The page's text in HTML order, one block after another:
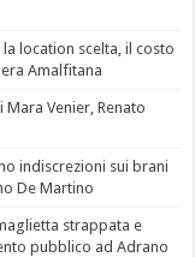
location scelta, il costo
Amalfitana
Venier, Renato
indiscrezioni sui brani
De Martino
strappata e
pubblico ad Adrano